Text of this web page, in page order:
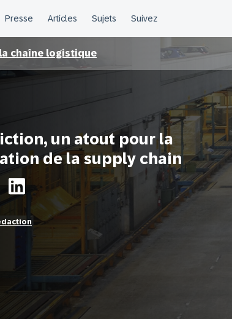
chaîne logistique
un atout pour la
de la supply chain